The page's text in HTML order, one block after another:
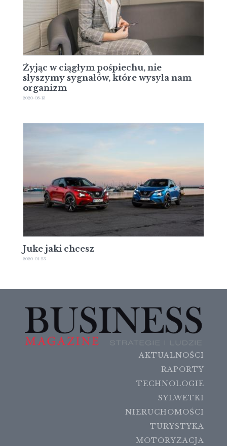
Żyjąc w ciągłym pośpiechu, nie
słyszymy sygnałów, które wysyła nam
organizm
2020-08-13
Juke jaki chcesz
2020-01-23
AKTUALNOŚCI
RAPORTY
TECHNOLOGIE
SYLWETKI
NIERUCHOMOŚCI
TURYSTYKA
MOTORYZACJA